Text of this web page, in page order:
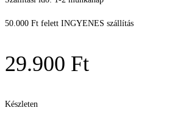
50.000 Ft felett INGYENES szállítás
29.900 Ft
Készleten